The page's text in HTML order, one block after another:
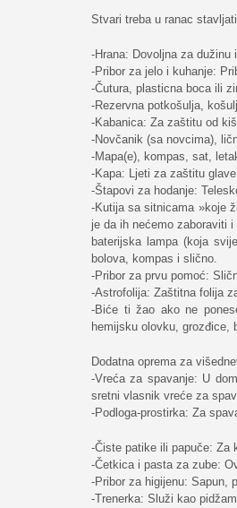
Stvari treba u ranac
-Hrana: Dovoljna za
-Pribor za jelo i kuhanje:
-Čutura, plasticna boca ili
-Rezervna potkošulja,
-Kabanica: Za zaštitu od
-Novčanik (sa novcima),
-Mapa(e), kompas, sat,
-Kapa: Ljeti za zaštitu
-Štapovi za hodanje:
-Kutija sa sitnicama »koje
je da ih nećemo zaboraviti
baterijska lampa (koja
bolova, kompas i slično.
-Pribor za prvu pomoć:
-Astrofolija: Zaštitna folija
-Biće ti žao ako ne
hemijsku olovku,
Dodatna oprema za
-Vreća za spavanje: U
sretni vlasnik vreće za
-Podloga-prostirka: Za
-Čiste patike ili papuče: Za
-Četkica i pasta za zube:
-Pribor za higijenu: Sapun,
-Trenerka: Služi kao